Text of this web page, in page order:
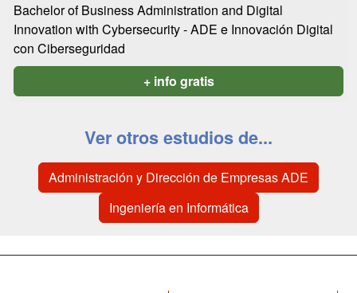
Bachelor of Business Administration and Digital
Innovation with Cybersecurity - ADE e Innovación Digital
con Ciberseguridad
+ info gratis
Ver otros estudios de...
Administración y Dirección de Empresas ADE
Ingeniería en Informática